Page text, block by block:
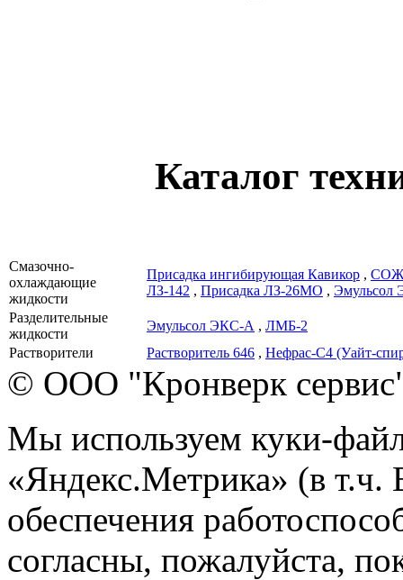
Каталог
Смазочно-
охлаждающие
жидкости
Присадка ингибирующая Кавикор , СОЖ
ЛЗ-142 , Присадка ЛЗ-26МО , Эмульсол
Разделительные
жидкости
Эмульсол ЭКС-А , ЛМБ-2
Растворители
Растворитель 646 , Нефрас-С4 (Уайт-
© ООО "Кронверк
Мы используем куки-
«Яндекс.Метрика» (в т.ч.
обеспечения
согласны, пожалуйста,